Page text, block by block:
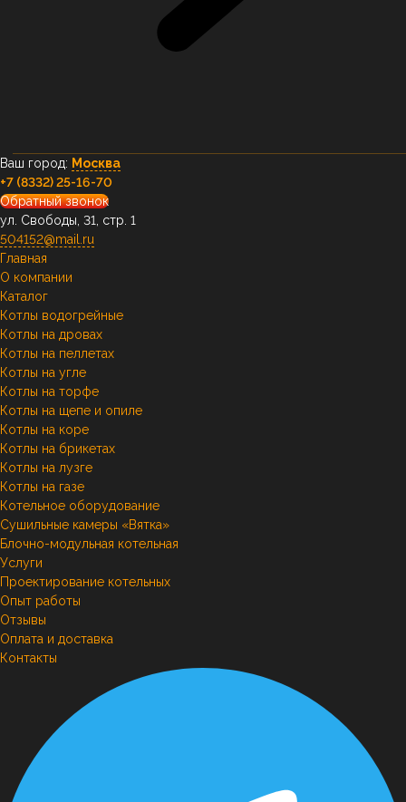
Ваш город: Москва
+7 (8332) 25-16-70
Обратный звонок
ул. Свободы, 31, стр. 1
504152@mail.ru
Главная
О компании
Каталог
Котлы водогрейные
Котлы на дровах
Котлы на пеллетах
Котлы на угле
Котлы на торфе
Котлы на щепе и опиле
Котлы на коре
Котлы на брикетах
Котлы на лузге
Котлы на газе
Котельное оборудование
Сушильные камеры «Вятка»
Блочно-модульная котельная
Услуги
Проектирование котельных
Опыт работы
Отзывы
Оплата и доставка
Контакты